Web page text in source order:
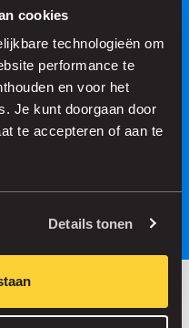
cookies
technologieën om
performance te
en voor het
Je kunt doorgaan door
te accepteren of aan te
Details tonen
in no time
onze app.
parkeergarages